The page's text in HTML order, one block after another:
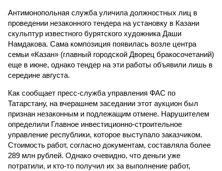
Антимонопольная служба уличила должностных лиц в
проведении незаконного тендера на установку в Казани
скульптур известного бурятского художника Даши
Намдакова. Сама композиция появилась возле центра
семьи «Казан» (главный городской Дворец бракосочетаний)
еще в июне, однако тендер на эти работы объявили лишь в
середине августа.
Как сообщает пресс-служба управления ФАС по
Татарстану, на вчерашнем заседании этот аукцион был
признан незаконным и подлежащим отмене. Нарушителем
определили Главное инвестиционно-строительное
управление республики, которое выступало заказчиком.
Стоимость работ, согласно документам, составляла более
289 млн рублей. Однако очевидно, что деньги уже
потратили, и кто-то получил их за выполнение работ,